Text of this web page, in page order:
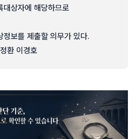
대상자에 해당하므로
보를 제출할 의무가 있다.
환 이경호